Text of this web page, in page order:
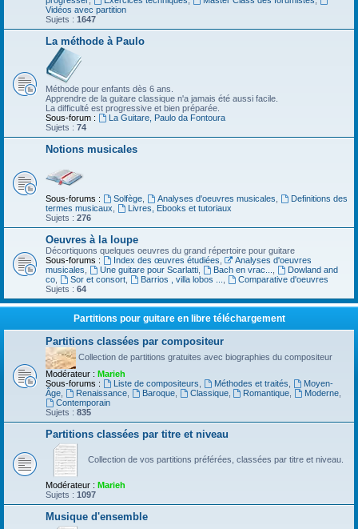
Vidéos avec partition
Sujets : 1647
La méthode à Paulo
Méthode pour enfants dès 6 ans.
Apprendre de la guitare classique n'a jamais été aussi facile.
La difficulté est progressive et bien préparée.
Sous-forum :
La Guitare, Paulo da Fontoura
Sujets : 74
Notions musicales
Sous-forums : Solfège, Analyses d'oeuvres musicales
Definitions des
termes musicaux
Livres, Ebooks et tutoriaux
Sujets : 276
Oeuvres à la loupe
Décortiquons quelques oeuvres du grand répertoire pour guitare
Sous-forums :
Index des œuvres étudiées
Analyses d'oeuvres
musicales
Une guitare pour Scarlatti, Bach en vrac...
Dowland and
co
Sor et consort, Barrios , villa lobos ...
Comparative d'oeuvres
Sujets : 64
Partitions pour guitare en libre téléchargement
Partitions classées par compositeur
Collection de partitions gratuites avec biographies du compositeur
Modérateur : Marieh
Sous-forums :
Liste de compositeurs Méthodes et traités
Moyen-
Âge
Renaissance, Baroque, Classique, Romantique Moderne
Contemporain
Sujets : 835
Partitions classées par titre et niveau
Collection de vos partitions préférées, classées par titre et niveau.
Modérateur : Marieh
Sujets : 1097
Musique d'ensemble